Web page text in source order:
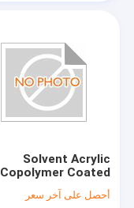
منتجات
أشرطة فيديو
معلومات عنا
Solvent Acrylic
Copolymer Coated
Steel Tape 15mm-
22mm Width
أحصل على آخر سعر